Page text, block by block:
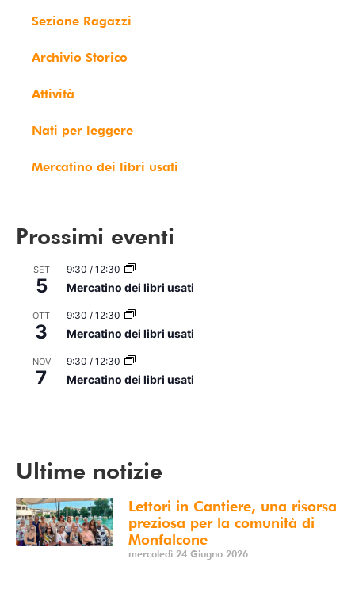
Sezione Ragazzi
Archivio Storico
Attività
Nati per leggere
Mercatino dei libri usati
Prossimi eventi
SET
5
9:30 / 12:30
Mercatino dei libri usati
OTT
3
9:30 / 12:30
Mercatino dei libri usati
NOV
7
9:30 / 12:30
Mercatino dei libri usati
Ultime notizie
Lettori in Cantiere, una risorsa
preziosa per la comunità di
Monfalcone
mercoledì 24 Giugno 2026